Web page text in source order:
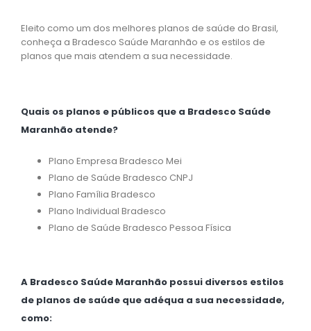
Eleito como um dos melhores planos de saúde do Brasil,
conheça a Bradesco Saúde Maranhão e os estilos de
planos que mais atendem a sua necessidade.
Quais os planos e públicos que a Bradesco Saúde
Maranhão atende?
Plano Empresa Bradesco Mei
Plano de Saúde Bradesco CNPJ
Plano Família Bradesco
Plano Individual Bradesco
Plano de Saúde Bradesco Pessoa Física
A Bradesco Saúde Maranhão possui diversos estilos
de planos de saúde que adéqua a sua necessidade,
como: